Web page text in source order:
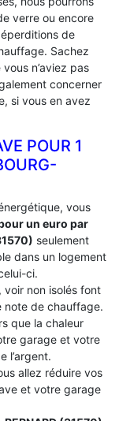
verre ou encore
de
Sachez
n’aviez pas
concerner
si vous en avez
POUR 1
vous
un euro par
seulement
dans un logement
ci.
, voir non isolés font
note de chauffage.
que la chaleur
garage et votre
l’argent.
allez réduire vos
et votre garage